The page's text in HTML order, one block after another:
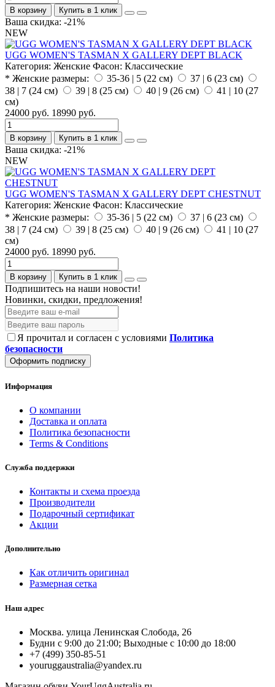
В корзину Купить в 1 клик
Ваша скидка: -21%
NEW
UGG WOMEN'S TASMAN X GALLERY DEPT BLACK
Категория: Женские Фасон: Классические
* Женские размеры:
35-36 | 5 (22 см)
37 | 6 (23 см)
38 | 7 (24 см)
39 | 8 (25 см) 40 | 9 (26 см)
41 | 10 (27
см)
24000 руб. 18990 руб.
В корзину Купить в 1 клик
Ваша скидка: -21%
NEW
UGG WOMEN'S TASMAN X GALLERY DEPT CHESTNUT
Категория: Женские Фасон: Классические
* Женские размеры:
35-36 | 5 (22 см)
37 | 6 (23 см)
38 | 7 (24 см)
39 | 8 (25 см) 40 | 9 (26 см)
41 | 10 (27
см)
24000 руб. 18990 руб.
В корзину Купить в 1 клик
Подпишитесь на наши новости!
Новинки, скидки, предложения!
Я прочитал и согласен с условиями Политика
безопасности
Оформить подписку
Информация
О компании
Доставка и оплата
Политика безопасности
Terms & Conditions
Служба поддержки
Контакты и схема проезда
Производители
Подарочный сертификат
Акции
Дополнительно
Как отличить оригинал
Размерная сетка
Наш адрес
Москва. улица Ленинская Слобода, 26
Будни с 9:00 до 21:00; Выходные с 10:00 до 18:00
+7 (499) 350-85-51
youruggaustralia@yandex.ru